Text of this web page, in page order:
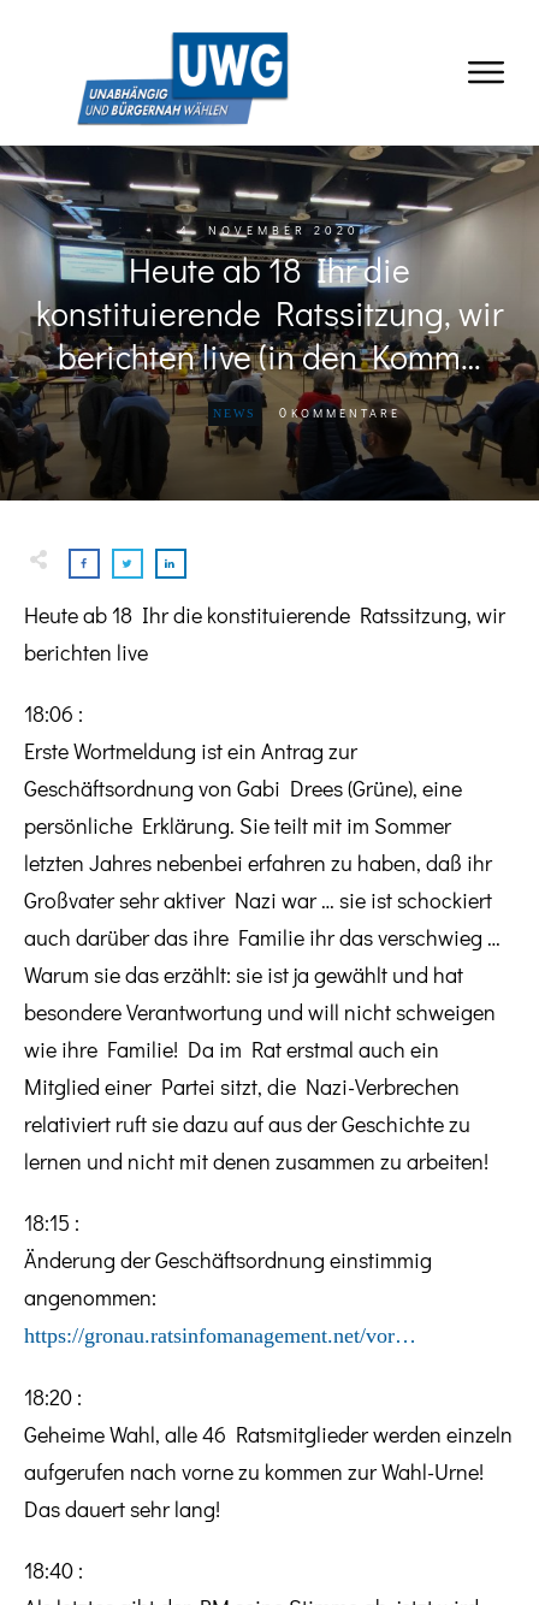
4. NOVEMBER 2020
Heute ab 18 Ihr die
konstituierende Ratssitzung, wir
berichten live (in den Komm…
NEWS 0 KOMMENTARE
Heute ab 18 Ihr die konstituierende Ratssitzung, wir
berichten live
18:06 :
Erste Wortmeldung ist ein Antrag zur
Geschäftsordnung von Gabi Drees (Grüne), eine
persönliche Erklärung. Sie teilt mit im Sommer
letzten Jahres nebenbei erfahren zu haben, daß ihr
Großvater sehr aktiver Nazi war … sie ist schockiert
auch darüber das ihre Familie ihr das verschwieg …
Warum sie das erzählt: sie ist ja gewählt und hat
besondere Verantwortung und will nicht schweigen
wie ihre Familie! Da im Rat erstmal auch ein
Mitglied einer Partei sitzt, die Nazi-Verbrechen
relativiert ruft sie dazu auf aus der Geschichte zu
lernen und nicht mit denen zusammen zu arbeiten!
18:15 :
Änderung der Geschäftsordnung einstimmig
angenommen:
https://gronau.ratsinfomanagement.net/vor…
18:20 :
Geheime Wahl, alle 46 Ratsmitglieder werden einzeln
aufgerufen nach vorne zu kommen zur Wahl-Urne!
Das dauert sehr lang!
18:40 :